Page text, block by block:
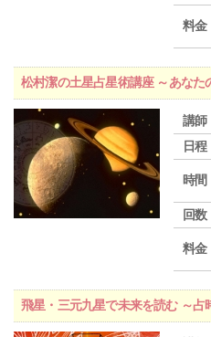
料金
松村潔の土星占星術講座 ～あなた
講師
日程
時間
回数
料金
飛星・三元九星で未来を読む ～占